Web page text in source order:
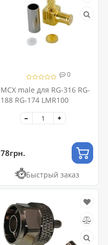
0
MCX male для RG-316 RG-
188 RG-174 LMR100
78грн.
Быстрый заказ